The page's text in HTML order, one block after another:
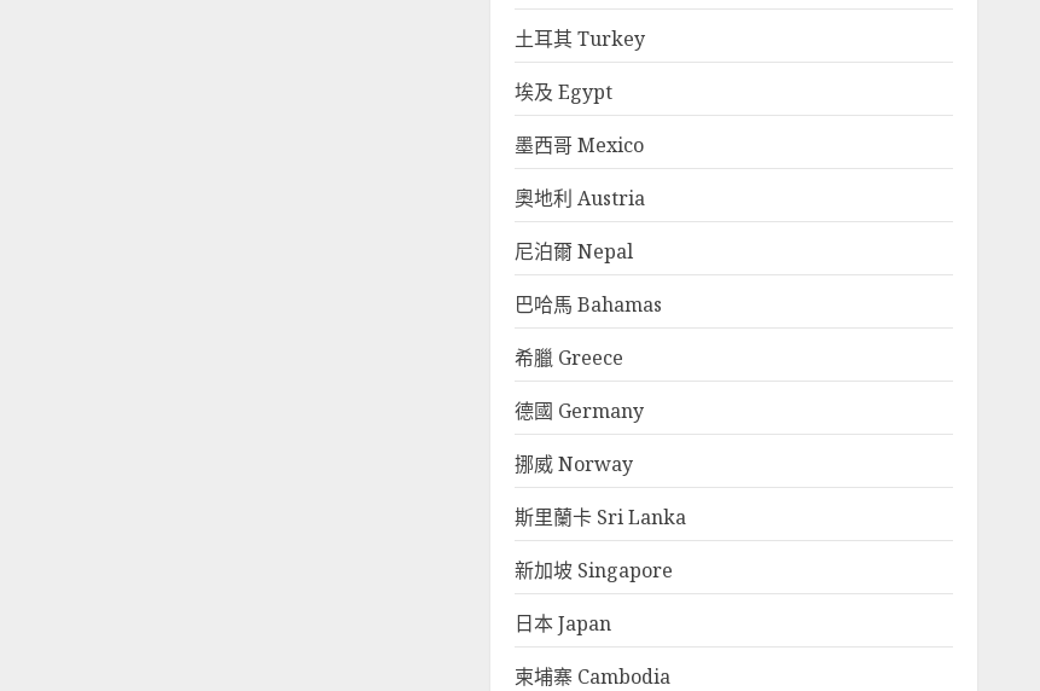
土耳其 Turkey
埃及 Egypt
墨西哥 Mexico
奧地利 Austria
尼泊爾 Nepal
巴哈馬 Bahamas
希臘 Greece
德國 Germany
挪威 Norway
斯里蘭卡 Sri Lanka
新加坡 Singapore
日本 Japan
柬埔寨 Cambodia